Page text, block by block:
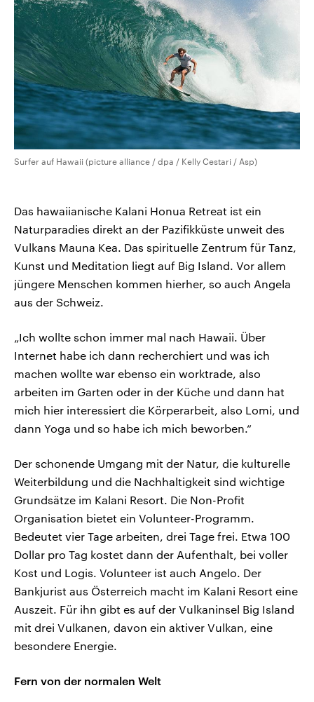
Surfer auf Hawaii (picture alliance / dpa / Kelly Cestari / Asp)
Das hawaiianische Kalani Honua Retreat ist ein
Naturparadies direkt an der Pazifikküste unweit des
Vulkans Mauna Kea. Das spirituelle Zentrum für Tanz,
Kunst und Meditation liegt auf Big Island. Vor allem
jüngere Menschen kommen hierher, so auch Angela
aus der Schweiz.
„Ich wollte schon immer mal nach Hawaii. Über
Internet habe ich dann recherchiert und was ich
machen wollte war ebenso ein worktrade, also
arbeiten im Garten oder in der Küche und dann hat
mich hier interessiert die Körperarbeit, also Lomi, und
dann Yoga und so habe ich mich beworben.“
Der schonende Umgang mit der Natur, die kulturelle
Weiterbildung und die Nachhaltigkeit sind wichtige
Grundsätze im Kalani Resort. Die Non-Profit
Organisation bietet ein Volunteer-Programm.
Bedeutet vier Tage arbeiten, drei Tage frei. Etwa 100
Dollar pro Tag kostet dann der Aufenthalt, bei voller
Kost und Logis. Volunteer ist auch Angelo. Der
Bankjurist aus Österreich macht im Kalani Resort eine
Auszeit. Für ihn gibt es auf der Vulkaninsel Big Island
mit drei Vulkanen, davon ein aktiver Vulkan, eine
besondere Energie.
Fern von der normalen Welt